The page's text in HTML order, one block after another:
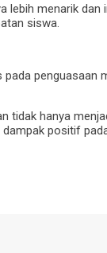
lebih menarik
siswa.
penguasaan
tidak hanya
positif